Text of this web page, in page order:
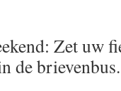
Zet uw
de